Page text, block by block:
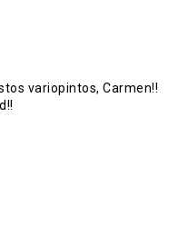
variopintos, Carmen!!